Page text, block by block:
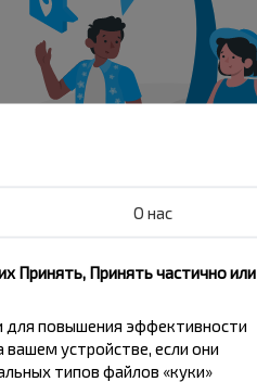
О нас
Принять, Принять частично или
для повышения эффективности
устройстве, если они
типов файлов «куки»